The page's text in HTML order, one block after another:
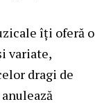
îți oferă o
variate,
dragi de